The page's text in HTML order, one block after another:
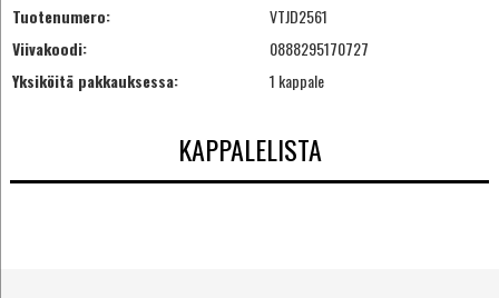
Tuotenumero:
VTJD2561
Viivakoodi:
0888295170727
Yksiköitä pakkauksessa:
1 kappale
KAPPALELISTA